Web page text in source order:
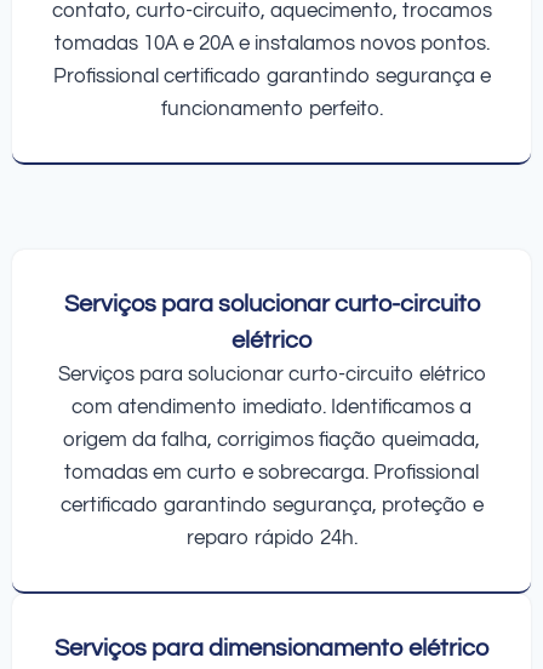
contato, curto-circuito, aquecimento, trocamos
tomadas 10A e 20A e instalamos novos pontos.
Profissional certificado garantindo segurança e
funcionamento perfeito.
Serviços para solucionar curto-circuito
elétrico
Serviços para solucionar curto-circuito elétrico
com atendimento imediato. Identificamos a
origem da falha, corrigimos fiação queimada,
tomadas em curto e sobrecarga. Profissional
certificado garantindo segurança, proteção e
reparo rápido 24h.
Serviços para dimensionamento elétrico